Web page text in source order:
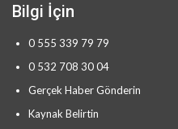
Bilgi İçin
0 555 339 79 79
0 532 708 30 04
Gerçek Haber Gönderin
Kaynak Belirtin